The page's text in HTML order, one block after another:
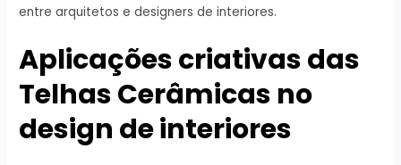
entre arquitetos e designers de interiores.
Aplicações criativas das
Telhas Cerâmicas no
design de interiores